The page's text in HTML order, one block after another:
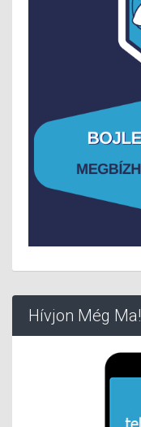
Hívjon Még Ma!